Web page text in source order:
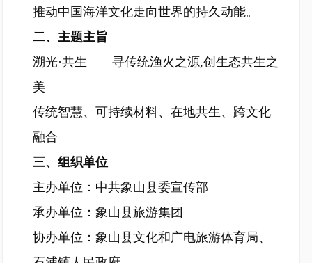
推动中国海洋文化走向世界的持久动能。
二、主题主旨
溯光·共生——寻传统渔火之源,创生态共生之
美
传统智慧、可持续材料、在地共生、跨文化
融合
三、组织单位
主办单位：中共象山县委宣传部
承办单位：象山县旅游集团
协办单位：象山县文化和广电旅游体育局、